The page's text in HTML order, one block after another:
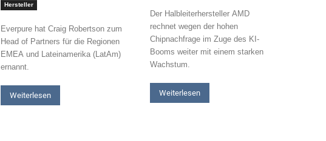
Hersteller
Everpure hat Craig Robertson zum
Head of Partners für die Regionen
EMEA und Lateinamerika (LatAm)
ernannt.
Weiterlesen
Der Halbleiterhersteller AMD
rechnet wegen der hohen
Chipnachfrage im Zuge des KI-
Booms weiter mit einem starken
Wachstum.
Weiterlesen